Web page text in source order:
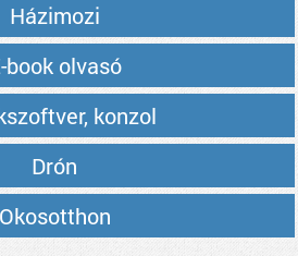
Házimozi
book olvasó
konzol
Drón
Okosotthon